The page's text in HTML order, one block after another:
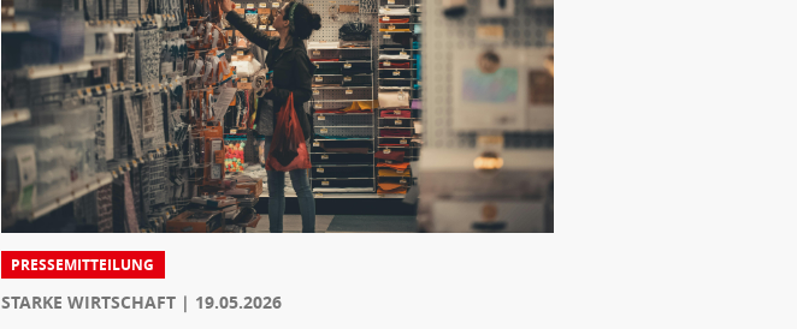
PRESSEMITTEILUNG
STARKE WIRTSCHAFT 19.05.2026